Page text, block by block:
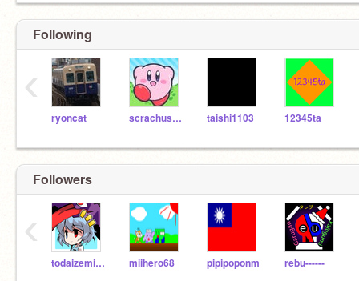
Following
ryoncat scrachuser_Japan taishi1103 12345ta
‹
Followers
todaizemi21 miihero68 pipipoponm rebu------
‹